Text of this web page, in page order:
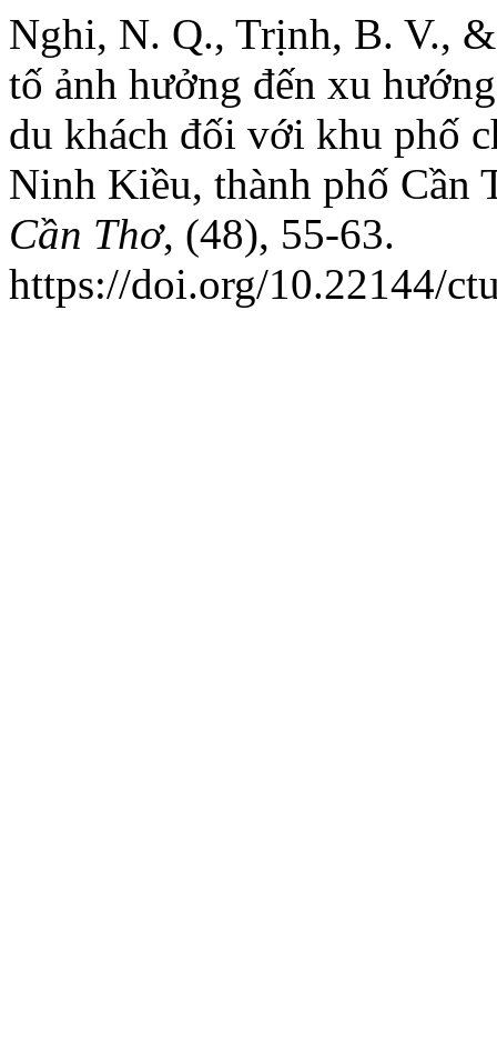
Nghi, N. Q., Trịnh, B. V.,
tố ảnh hưởng đến xu
du khách đối với khu phố
Ninh Kiều, thành phố Cần
Cần Thơ, (48), 55-63.
https://doi.org/10.22144/